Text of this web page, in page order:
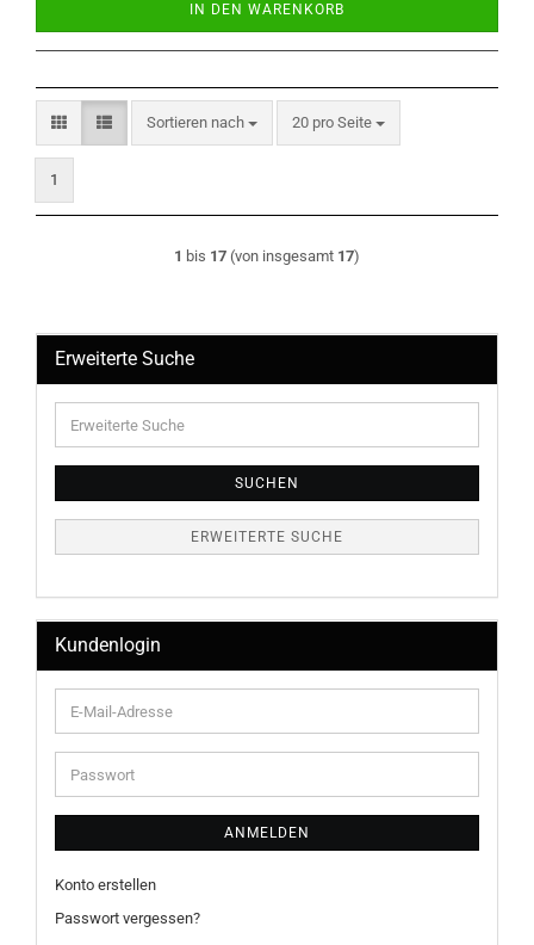
IN DEN WARENKORB
Sortieren nach
Sortieren nach 20 pro Seite
pro Seite
1
1 bis 17 (von insgesamt 17)
Erweiterte Suche
Suche
SUCHEN
ERWEITERTE SUCHE
Kundenlogin
E-
Mail-
Adresse
Passwort
ANMELDEN
Konto erstellen
Passwort vergessen?